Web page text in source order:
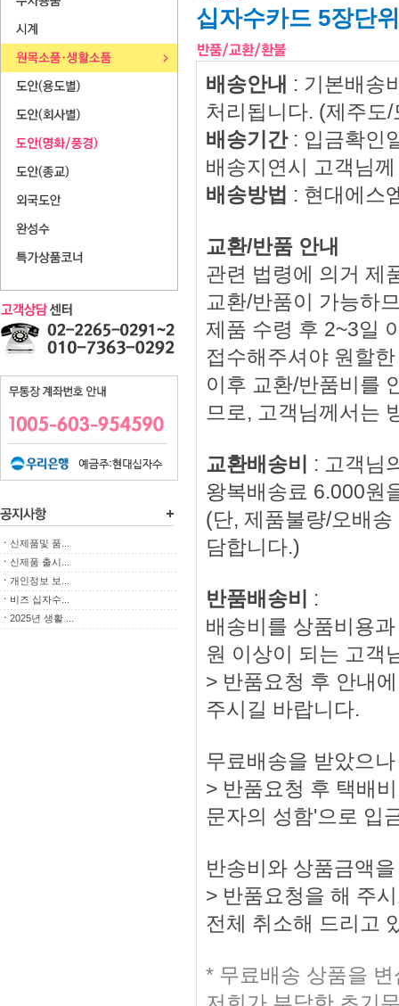
ㆍ 신제품및 품...
ㆍ 신제품 출시...
ㆍ 개인정보 보...
ㆍ 비즈 십자수...
ㆍ 2025년 생활 ...
십자수카드 5장단
배송안내 : 기본배송
처리됩니다. (제주도
배송기간: 입금확인
배송지연시 고객님
배송방법 : 현대에스
교환/반품 안내
관련 법령에 의거 제
교환/반품이 가능하
제품 수령 후 2~3일
접수해주셔야 원할
이후 교환/반품비를
므로, 고객님께서는
교환배송비
: 고객님
왕복배송료 6.000원
(단, 제품불량/오배
담합니다.)
반품배송비
:
배송비를 상품비용
원 이상이 되는 고객
> 반품요청 후 안내
주시길 바랍니다.
무료배송을 받았으
> 반품요청 후 택배
문자의 성함'으로 입
반송비와 상품금액
> 반품요청을 해 주
전체 취소해 드리고
* 무료배송 상품을